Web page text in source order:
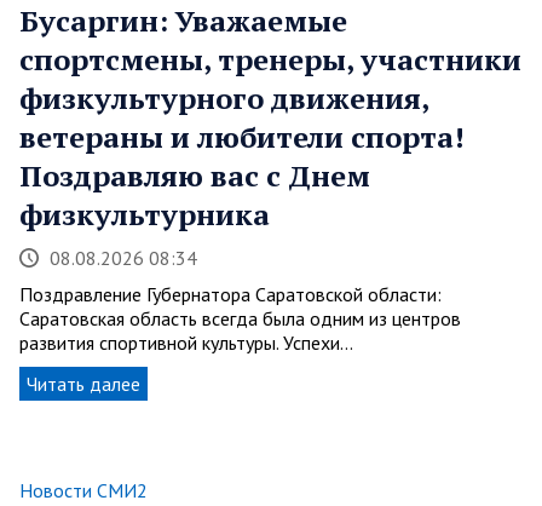
Бусаргин: Уважаемые
спортсмены, тренеры, участники
физкультурного движения,
ветераны и любители спорта!
Поздравляю вас с Днем
физкультурника
08.08.2026 08:34
Поздравление Губернатора Саратовской области:
Саратовская область всегда была одним из центров
развития спортивной культуры. Успехи…
Читать далее
Новости СМИ2